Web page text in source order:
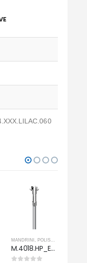
MANDRINI POLISHERS E ABRASIVI
M.4018.HP_E-6